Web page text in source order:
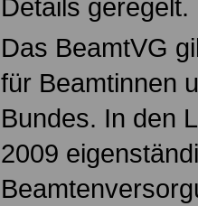
Details geregelt.
Das BeamtVG
für Beamtinnen
Bundes. In den
2009